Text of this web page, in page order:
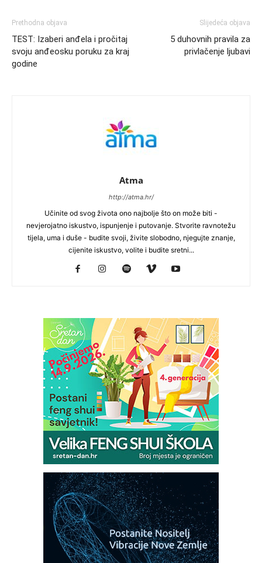
Prethodna objava
TEST: Izaberi anđela i pročitaj
svoju anđeosku poruku za kraj
godine
Slijedeća objava
5 duhovnih pravila za
privlačenje ljubavi
Atma
http://atma.hr/
Učinite od svog života ono najbolje što on može biti -
nevjerojatno iskustvo, ispunjenje i putovanje. Stvorite ravnotežu
tijela, uma i duše - budite svoji, živite slobodno, njegujte znanje,
cijenite iskustvo, volite i budite sretni...